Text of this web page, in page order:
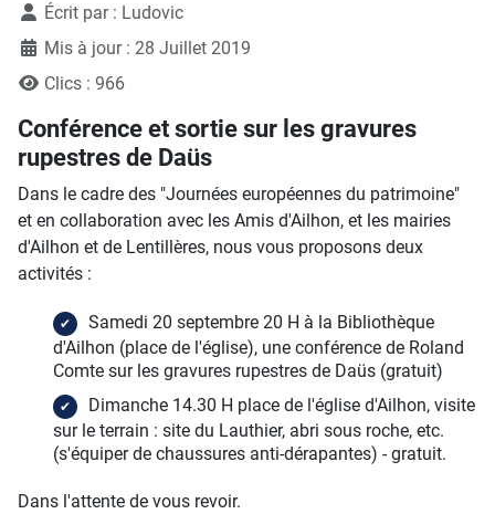
DétailsÉcrit par : Ludovic
Mis à jour : 28 Juillet 2019
Clics : 966
Conférence et sortie sur les gravures
rupestres de Daüs
Dans le cadre des "Journées européennes du patrimoine"
et en collaboration avec les Amis d'Ailhon, et les mairies
d'Ailhon et de Lentillères, nous vous proposons deux
activités :
Samedi 20 septembre 20 H à la Bibliothèque
d'Ailhon (place de l'église), une conférence de Roland
Comte sur les gravures rupestres de Daüs (gratuit)
Dimanche 14.30 H place de l'église d'Ailhon, visite
sur le terrain : site du Lauthier, abri sous roche, etc.
(s'équiper de chaussures anti-dérapantes) - gratuit.
Dans l'attente de vous revoir.